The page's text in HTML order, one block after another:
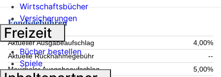
Fondsgebühren
Aktueller Ausgabeaufschlag
4,00%
Aktuelle Rücknahmegebühr
--
Maximaler Ausgabeaufschlag
5,00%
Wirtschaftsbücher
Versicherungen
Freizeit
Bücher bestellen
Spiele